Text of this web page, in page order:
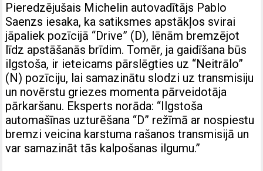
Pieredzējušais Michelin autovadītājs Pablo
Saenzs iesaka, ka satiksmes apstākļos svirai
jāpaliek pozīcijā “Drive” (D), lēnām bremzējot
līdz apstāšanās brīdim. Tomēr, ja gaidīšana būs
ilgstoša, ir ieteicams pārslēgties uz “Neitrālo”
(N) pozīciju, lai samazinātu slodzi uz transmisiju
un novērstu griezes momenta pārveidotāja
pārkaršanu. Eksperts norāda: “Ilgstoša
automašīnas uzturēšana “D” režīmā ar nospiestu
bremzi veicina karstuma rašanos transmisijā un
var samazināt tās kalpošanas ilgumu.”